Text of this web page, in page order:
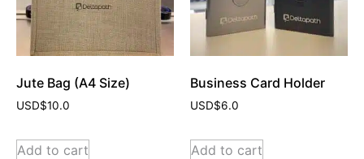
Jute Bag (A4 Size)
USD$10.0
Add to cart
Business Card Holder
USD$6.0
Add to cart